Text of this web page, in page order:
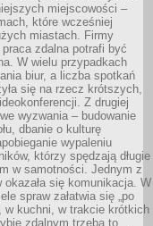
miejscowości –
które wcześniej
miastach. Firmy
zdalna potrafi być
W wielu przypadkach
biur, a liczba spotkań
się na rzecz krótszych,
Z drugiej
wyzwania – budowanie
dbanie o kulturę
wypaleniu
którzy spędzają długie
w samotności. Jednym z
się komunikacja. W
spraw załatwia się „po
w kuchni, w trakcie krótkich
zdalnym trzeba to